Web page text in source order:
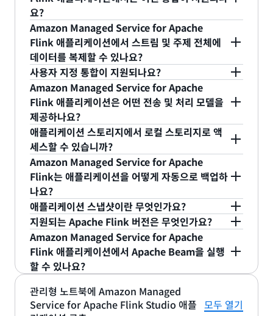
대화형 분석을 사용하면 스트리밍 데이터를 실시간으
로 탐색할 수 있습니다. 임시 쿼리 또는 프로그램을
통해 Amazon MSK 또는 Amazon Kinesis Data
Streams의 스트림을 검사하고 이러한 스트림 내의
데이터 형태를 시각화할 수 있습니다. 예를 들어 시간
대별 평균을 계산하는 실시간 지표의 동작을 보고 선
택한 대상으로 집계 데이터를 전송할 수 있습니다. 대
화형 분석은 스트림 처리 애플리케이션의 반복 개발
에도 도움이 됩니다. 구축하는 쿼리는 새 데이터가 도
착할 때마다 지속적으로 업데이트됩니다. Amazon
Managed Service for Apache Flink Studio를 사
용하면 이러한 쿼리를 배포하여 Auto Scaling 및 내
구성이 우수한 상태 백업이 활성화된 상태로 지속적
으로 실행할 수 있습니다.
Apache Flink 및 Apache Beam 애플리케이션의
경우 실행 애플리케이션 스토리지 및 내구성 있는 애
플리케이션 백업에 대해 요금이 청구됩니다. 실행 애
플리케이션 스토리지는 Amazon Managed
Service for Apache Flink의 상태 유지 처리 기능에
사용되며 GB/월 단위로 청구됩니다. 내구력이 뛰어
난 애플리케이션 백업은 선택 사항으로, 월별 GB당
요금이 청구되고 애플리케이션에 대한 특정 시점 복
구를 제공합니다.
Amazon Managed Service for Apache Flink
Studio의 경우 개발 또는 대화형 모드에서 애플리케
이션 오케스트레이션에 대한 추가 KPU 1개와 대화형
개발에 대한 KPU 1개에 대한 요금이 부과됩니다. 애
플리케이션 스토리지 실행 요금도 부과됩니다. 내구
성이 뛰어난 애플리케이션 백업에는 요금이 부과되지
않습니다.
자세한 요금 정보는 Apache Flink용 Amazon 관리
서비스요금페이지를 참조하십시오.
내결함성을 제공합니다.
확인하십시오.
트림으로 지속적으로 흐릅니다. 하나 이상의 스트림
연산자를 사용하여 변형, 파티션, 집계, 조인 및 윈도
우를 포함한 애플리케이션 데이터 스트림의 처리를
정의합니다. 데이터 스트림 및 연산자는 연쇄 및 병렬
체인으로 연결될 수 있습니다. 의사 코드를 사용하는
간단한 예가 아래에 표시되어 있습니다.
DataStream <GameEvent> rawEvents =
env.addSource(
New KinesisStreamSource(“input_events”));
DataStream <UserPerLevel> gameStream =
rawEvents.map(event - > new
UserPerLevel(event.gameMetadata.gameId,
event.gameMetadata.levelId,event.userId));
gameStream.keyBy(event -> event.gameId)
.keyBy(1)
출력으로 보냅니다. 연산자는 여러 단계를 통해 애플
리케이션을 구축하기 위해 연결될 수 있고, 구현 및
운영을 위해 분산 시스템에 대한 고급 지식은 필요하
지 않습니다.
map, KeyBy, aggregations, windows, joins 등을
비롯하여, 다양한 사용 사례를 해결하는 데 사용할 수
있는 Apache Flink의 모든 연산자를 지원합니다. 예
를 들어 map 연산자를 통해 임의 처리를 수행하고
수신 데이터 스트림으로부터 하나의 요소를 가져와
다른 요소로 생성할 수 있습니다. KeyBy는 유사한 데
이터 지점을 함께 처리할 수 있도록 하는 특정 키를
사용하여 데이터를 논리적으로 구성합니다.
Aggregations는 sum, min 및 max와 같은 여러 키
에 걸친 처리를 수행합니다. Window Join은 두 데
이터 스트림을 해당되는 키와 창에 조인합니다.
이러한 연산자가 요구에 맞지 않는 경우 사용자 지정
연산자를 만들 수 있습니다. Amazon Managed
Service for Apache Flink 개발자 안내서의 연산자
섹션에서 더 많은 예를 확인할 수 있습니다.아파치
플링크 연산자의 전체 목록은 아파치 플링크 문서에
서 찾을 수 있습니다.
요?
최소한의 코드를 사용하여 Apache Flink에서 제공
되는 사전 구축된 통합을 설정하거나 자체 통합을 구
축하여 실제로 모든 데이터 소스에 연결할 수 있습니
다. Apache Flink 기반 오픈 소스 라이브러리는 데이
터 처리 제공을 위해 스트리밍 소스 및 대상 또는 싱
크를 지원합니다. 또한 비동기식 I/O 커넥터를 통한
데이터 보강 지원도 포함합니다. 다음은 이러한 커넥
터 중 일부입니다.
스트리밍 데이터 소스: Amazon Managed
Streaming for Apache Kafka(Amazon MSK),
Amazon Kinesis Data Streams Destinations
또는 싱크: Amazon Kinesis Data Streams
Amazon Kinesis Data Firehose, Amazon
DynamoDB, Amazon Elasticsearch Service
및 Amazon S3(파일 싱크 통합을 통함)
Amazon Managed Service for Apache
Flink 애플리케이션에서 스트림 및 주제 전체에
데이터를 복제할 수 있나요?
예. Amazon Managed Service for Apache Flink
애플리케이션을 사용하여 Amazon Kinesis Data
Streams, Amazon MSK 및 기타 시스템 간에 데이
터를 복제할 수 있습니다. 설명서에 제공된예시는한
Amazon MSK 주제를 읽고 다른 주제에 쓰는 방법을
보여줍니다.
사용자 지정 통합이 지원되나요?
파일, 디렉터리, 소켓 또는 인터넷을 통해 액세스할
수 있는 항목으로부터 읽고 쓸 수 있도록 하는 프리미
티브 세트에 구축하여 애플리케이션에 소스 또는 대
상을 추가할 수 있습니다.Apache Flink는데이터 소
스 및 데이터싱크에 대해 이러한 프리미티브를 제공
합니다. 프리미티브에는 데이터를 지속적으로 또는
한 번, 동기식 또는 비동기식으로 읽고 쓰는 기능과
같은 구성이 포함되어 있습니다. 예를 들어 기존 파일
기반 소스 통합을 확장하여 Amazon S3로부터 지속
적으로 읽는 애플리케이션을 설정할 수 있습니다.
Amazon Managed Service for Apache
Flink 애플리케이션은 어떤 전송 및 처리 모델을
제공하나요?
Amazon Managed Service for Apache Flink의
Apache Flink 애플리케이션은 애플리케이션이 소스
및 싱크를 포함한 멱등적 연산자를 사용하여 구축된
경우 ‘정확히 1회’ 전송 모델을 사용합니다. 따라서 처
리된 데이터는 단 한 번만 다운스트림 결과에 영향을
미칩니다.
기본적으로 Amazon Managed Service for
Apache Flink 애플리케이션은 Apache Flink의 정
확히 1회 의미 체계를 사용합니다. Apache Flink에
싱크를 사용하여 설계한 애플리케이션은 정확히 1회
처리 의미 체계를 지원합니다.
애플리케이션 스토리지에서 로컬 스토리지로 액
세스할 수 있습니까?
예. Amazon Managed Service for Apache Flink
애플리케이션은 KPU당 50GB의 실행 애플리케이션
스토리지를 사용자의 애플리케이션에 제공합니다.
Amazon Managed Service for Apache Flink는
애플리케이션에 따라 스토리지 규모를 조정합니다.
실행 애플리케이션 스토리지는 체크포인트를 사용하
여 애플리케이션 상태를 저장하는 데 사용됩니다. 또
한 데이터 캐싱 또는 다른 목적을 위해 임시 디스크를
사용하도록 애플리케이션 코드에 액세스하는 것도 가
능합니다. Amazon Managed Service for Apache
Amazon Managed Service for Apache
Flink는 애플리케이션을 어떻게 자동으로 백업하
나요?
Amazon Managed Service for Apache Flink는
체크포인트 및 스냅샷을 사용하여 실행 중인 애플리
케이션의 상태를 자동으로 백업합니다. 체크포인트는
현재 애플리케이션 상태를 저장하고, Amazon
Managed Service for Apache Flink 애플리케이션
에서 애플리케이션 위치를 복구하여 오류가 없는 실
행과 동일한 의미 체계를 제공합니다. 체크포인트에
애플리케이션 스냅샷이란 무엇인가요?
스냅샷을 사용하면 특정 이전 시점에 대해 애플리케
이션을 생성 및 복원할 수 있습니다. 따라서 이전 애
플리케이션 상태를 유지 관리하고 언제든 애플리케이
션을 롤백할 수 있습니다. 0개부터 수천 개에 이르기
내구성 있는 애플리케이션 백업을 사용하며,
Amazon Managed Service for Apache Flink의
지원되는 Apache Flink 버전은 무엇인가요?
지원되는 Apache Flink 버전에 대해 자세히 알아보
려면 Apache Flink용 Amazon 관리 서비스 릴리스
노트페이지를 참조하십시오. 이 페이지에는
Amazon Managed Service for Apache Flink가
지원하는 Apache Beam, Java, Scala, Python 및
Amazon Managed Service for Apache
Flink 애플리케이션에서 Apache Beam을 실행
할 수 있나요?
예. Apache Flink용 Amazon 관리 서비스는
Apache Beam을 사용하여 구축한 스트리밍 애플리
관리형 노트북에 Amazon Managed
Service for Apache Flink Studio 애플 모두 열기